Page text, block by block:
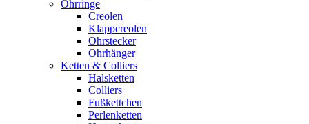
Ohrringe
Creolen
Klappcreolen
Ohrstecker
Ohrhänger
Ketten & Colliers
Halsketten
Colliers
Fußkettchen
Perlenketten